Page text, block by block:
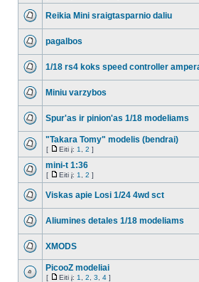
Reikia Mini sraigtasparnio daliu
pagalbos
1/18 rs4 koks speed controller
Miniu varzybos
Spur'as ir pinion'as 1/18 modeliams
"Takara Tomy" modelis (bendrai)
[ Eiti į: 1 2 ]
mini-t 1:36
[ Eiti į: 1 2 ]
Viskas apie Losi 1/24 4wd sct
Aliumines detales 1/18 modeliams
XMODS
PicooZ modeliai
[ Eiti į: 1 2 3 4 ]